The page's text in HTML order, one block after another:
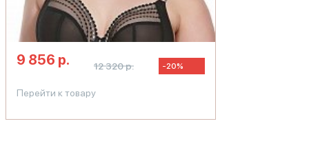
9 856 р. 12 320 р. -20%
Перейти к товару